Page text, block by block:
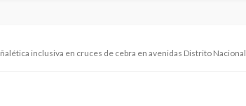
inclusiva en cruces de cebra en avenidas Distrito Nacional